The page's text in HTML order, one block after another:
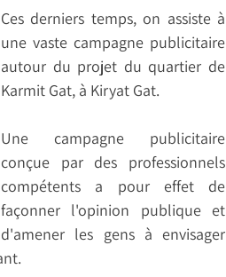
Ces derniers temps, on assiste à
une vaste campagne publicitaire
autour du projet du quartier de
Karmit Gat, à Kiryat Gat.
Une campagne publicitaire
conçue par des professionnels
compétents a pour effet de
façonner l'opinion publique et
d'amener les gens à envisager